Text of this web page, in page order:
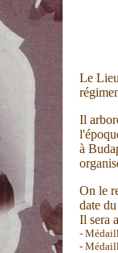
Le
Il
à
On le
date
Il sera
-
-